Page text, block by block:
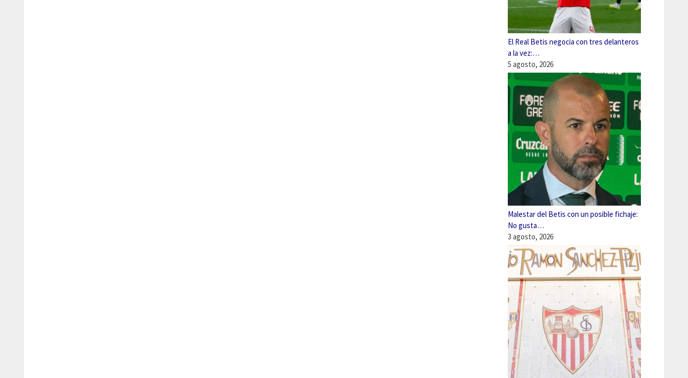
El Real Betis negocia con tres delanteros
a la vez:…
5 agosto, 2026
Malestar del Betis con un posible fichaje:
No gusta…
3 agosto, 2026